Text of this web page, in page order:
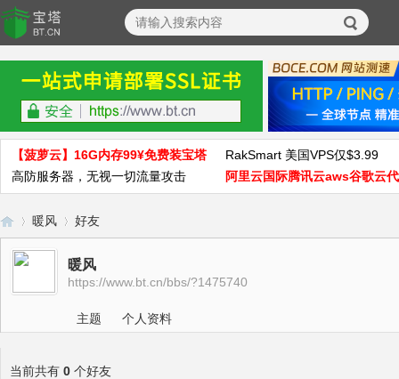
【菠萝云】16G内存99¥免费装宝塔
RakSmart 美国VPS仅$3.99
高防服务器，无视一切流量攻击
阿里云国际腾讯云aws谷歌云
宝›
暖风 好友
暖风
https://www.bt.cn/bbs/?1475740
主题 个人资料
当前共有 0 个好友